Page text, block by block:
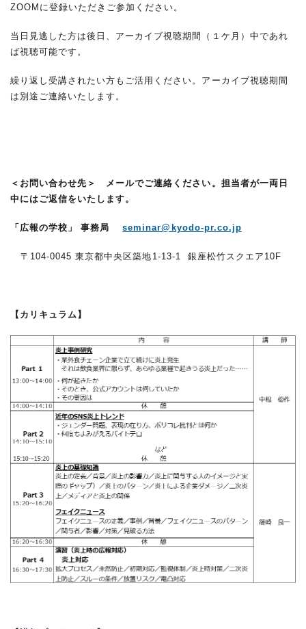
ZOOMに登録いただきご参加ください。
当日見逃した方は後日、アーカイブ視聴期間（１ケ月）中であれ
ば視聴可能です。
繰り返し受講されたい方もご活用ください。アーカイブ視聴期間
は別途ご連絡いたします。
＜お問い合わせ先＞
メールでご連絡ください。担当者が一両日
中にはご返信をいたします。
「広報の学校」 事務局seminar@kyodo-pr.co.jp
〒104-0045 東京都中央区築地1-13-1 銀座松竹スクエア10F
【カリキュラム】